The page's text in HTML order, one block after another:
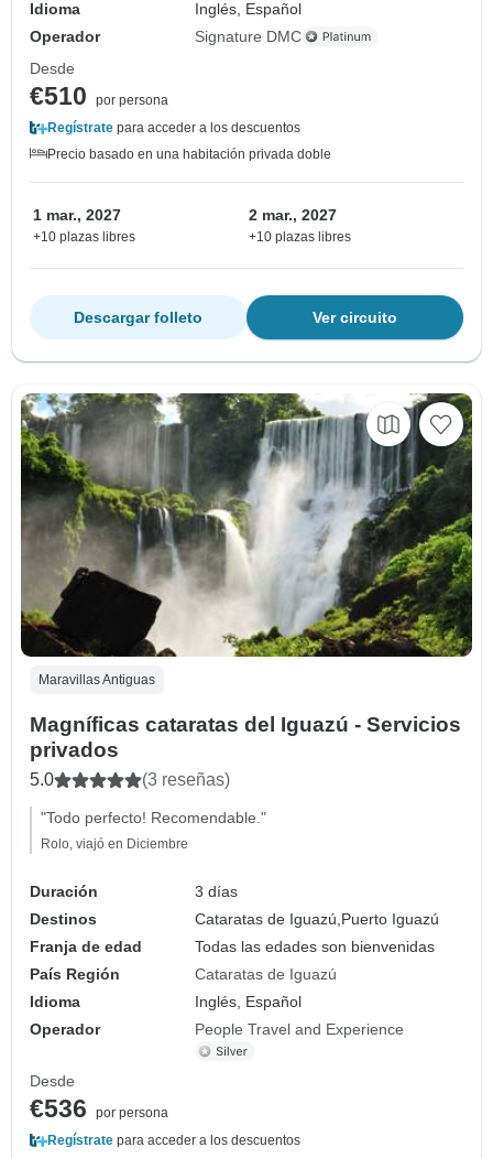
Idioma
Inglés, Español
Operador
Signature DMC
Desde
€510
por persona
Regístrate para acceder a los descuentos
Precio basado en una habitación privada doble
1 mar., 2027
+10 plazas libres
2 mar., 2027
+10 plazas libres
Ver circuito
Descargar folleto
Maravillas Antiguas
Magníficas cataratas del Iguazú - Servicios
privados
5.0 (3 reseñas)
"Todo perfecto! Recomendable."
Rolo, viajó en Diciembre
Duración
3 días
Destinos
Cataratas de Iguazú, Puerto Iguazú
Franja de edad
Todas las edades son bienvenidas
País Región
Cataratas de Iguazú
Idioma
Inglés, Español
Operador
People Travel and Experience
Desde
€536
por persona
Regístrate para acceder a los descuentos